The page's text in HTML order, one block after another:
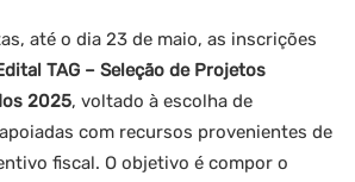
até o dia 23 de maio, as inscrições
TAG – Seleção de Projetos
2025, voltado à escolha de
com recursos provenientes de
fiscal. O objetivo é compor o